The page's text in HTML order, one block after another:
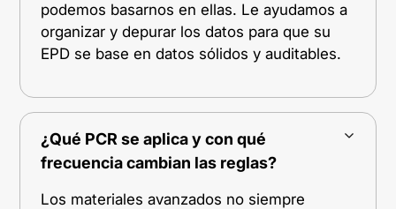
podemos basarnos en ellas. Le ayudamos a
organizar y depurar los datos para que su
EPD se base en datos sólidos y auditables.
¿Qué PCR se aplica y con qué
frecuencia cambian las reglas?
Los materiales avanzados no siempre